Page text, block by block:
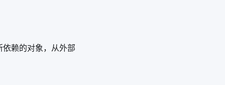
赖的对象，从外部